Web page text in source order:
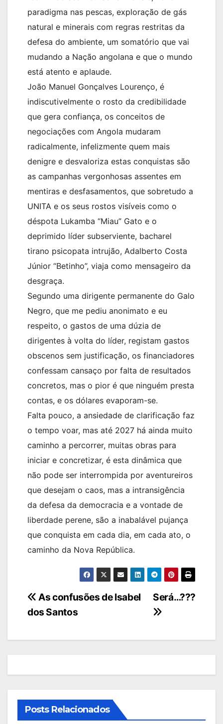
paradigma nas pescas, exploração de gás
natural e minerais com regras restritas da
defesa do ambiente, um somatório que vai
mudando a Nação angolana e que o mundo
está atento e aplaude.
João Manuel Gonçalves Lourenço, é
indiscutivelmente o rosto da credibilidade
que gera confiança, os conceitos de
negociações com Angola mudaram
radicalmente, infelizmente quem mais
denigre e desvaloriza estas conquistas são
as campanhas vergonhosas assentes em
mentiras e desfasamentos, que sobretudo a
UNITA e os seus rostos visíveis como o
déspota Lukamba “Miau” Gato e o
deprimido líder subserviente, bacharel
tirano psicopata intrujão, Adalberto Costa
Júnior “Betinho”, viaja como mensageiro da
desgraça.
Segundo uma dirigente permanente do Galo
Negro, que me pediu anonimato e eu
respeito, o gastos de uma dúzia de
dirigentes à volta do líder, registam gastos
obscenos sem justificação, os financiadores
confessam cansaço por falta de resultados
concretos, mas o pior é que ninguém presta
contas, e os dólares evaporam-se.
Falta pouco, a ansiedade de clarificação faz
o tempo voar, mas até 2027 há ainda muito
caminho a percorrer, muitas obras para
iniciar e concretizar, é esta dinâmica que
não pode ser interrompida por aventureiros
que desejam o caos, mas a intransigência
da defesa da democracia e a vontade de
liberdade perene, são a inabalável pujança
que conquista em cada dia, em cada ato, o
caminho da Nova República.
Navegação
de
artigos
Será…???
As confusões de Isabel
dos Santos
Posts Relacionados